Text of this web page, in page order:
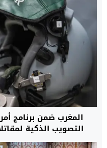
المغرب ضمن برنامج
القتالية